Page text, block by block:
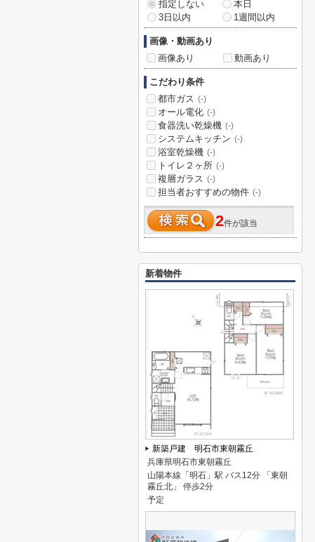
指定しない
本日
3日以内
1週間以内
画像・動画あり
画像あり
動画あり
こだわり条件
都市ガス (-)
オール電化 (-)
食器洗い乾燥機 (-)
システムキッチン (-)
浴室乾燥機 (-)
トイレ２ヶ所 (-)
複層ガラス (-)
担当者おすすめの物件 (-)
2件が該当
新着物件
新築戸建 明石市東朝霧丘
兵庫県明石市東朝霧丘
山陽本線「明石」駅 バス12分 「東朝
霧丘北」 停歩2分
予定